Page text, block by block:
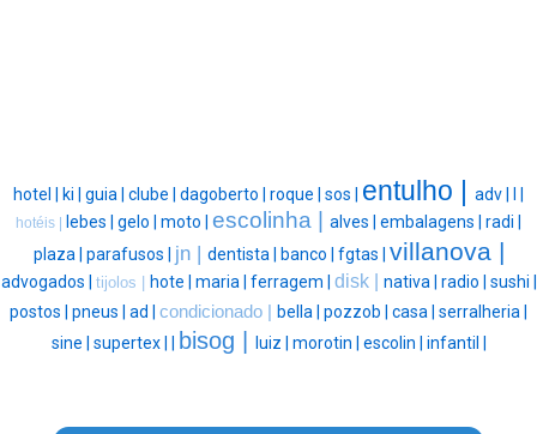
hotel | ki | guia | clube | dagoberto | roque | sos | entulho | adv |
hotéis | lebes | gelo | moto | escolinha | alves | embalagens | radi |
plaza | parafusos | jn | dentista | banco | fgtas | villanova |
advogados | tijolos | hote | maria | ferragem | disk | nativa | radio | sushi |
postos | pneus | ad | condicionado | bella | pozzob | casa | serralheria |
sine | supertex | bisog | luiz | morotin | escolin | infantil |